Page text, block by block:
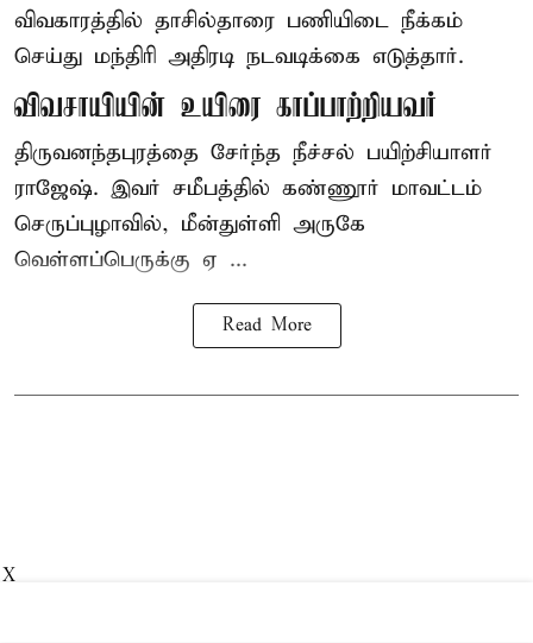
விவகாரத்தில் தாசில்தாரை பணியிடை நீக்கம்
செய்து மந்திரி அதிரடி நடவடிக்கை எடுத்தார்.
விவசாயியின் உயிரை காப்பாற்றியவர்
திருவனந்தபுரத்தை சேர்ந்த நீச்சல் பயிற்சியாளர்
ராஜேஷ். இவர் சமீபத்தில் கண்ணூர் மாவட்டம்
செருப்புழாவில், மீன்துள்ளி அருகே
வெள்ளப்பெருக்கு ஏ ...
Read More
X